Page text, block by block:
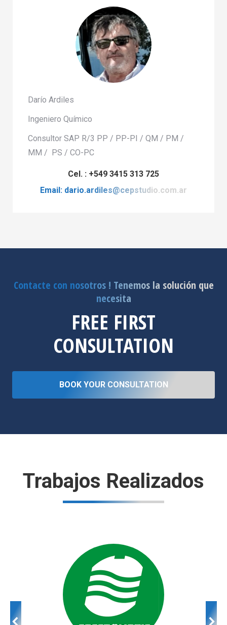
Darío Ardiles
Ingeniero Químico
Consultor SAP R/3 PP / PP-PI / QM / PM /
MM / PS / CO-PC
Cel. : +549 3415 313 725
Email: dario.ardiles@cepstudio.com.ar
Contacte con nosotros ! Tenemos la solución que
necesita
FREE FIRST
CONSULTATION
BOOK YOUR CONSULTATION
Trabajos Realizados